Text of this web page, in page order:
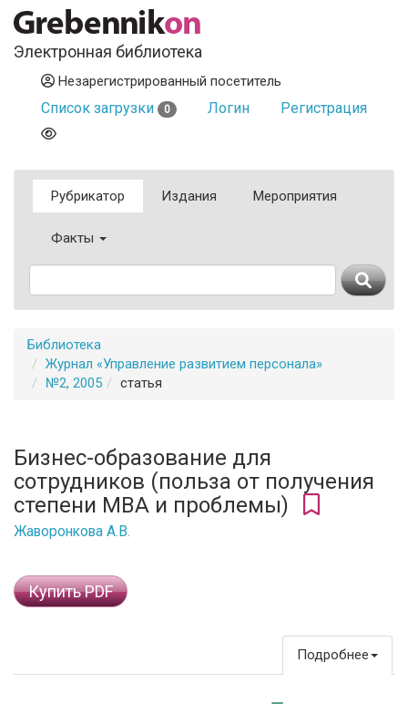
Электронная библиотека
Незарегистрированный посетитель
Список загрузки 0 Логин Регистрация
Рубрикатор Издания Мероприятия
Факты
Библиотека
Журнал «Управление развитием персонала»
№2, 2005
статья
Бизнес-образование для
сотрудников (польза от получения
степени MBA и проблемы)
Жаворонкова А.В.
Купить PDF
Подробнее